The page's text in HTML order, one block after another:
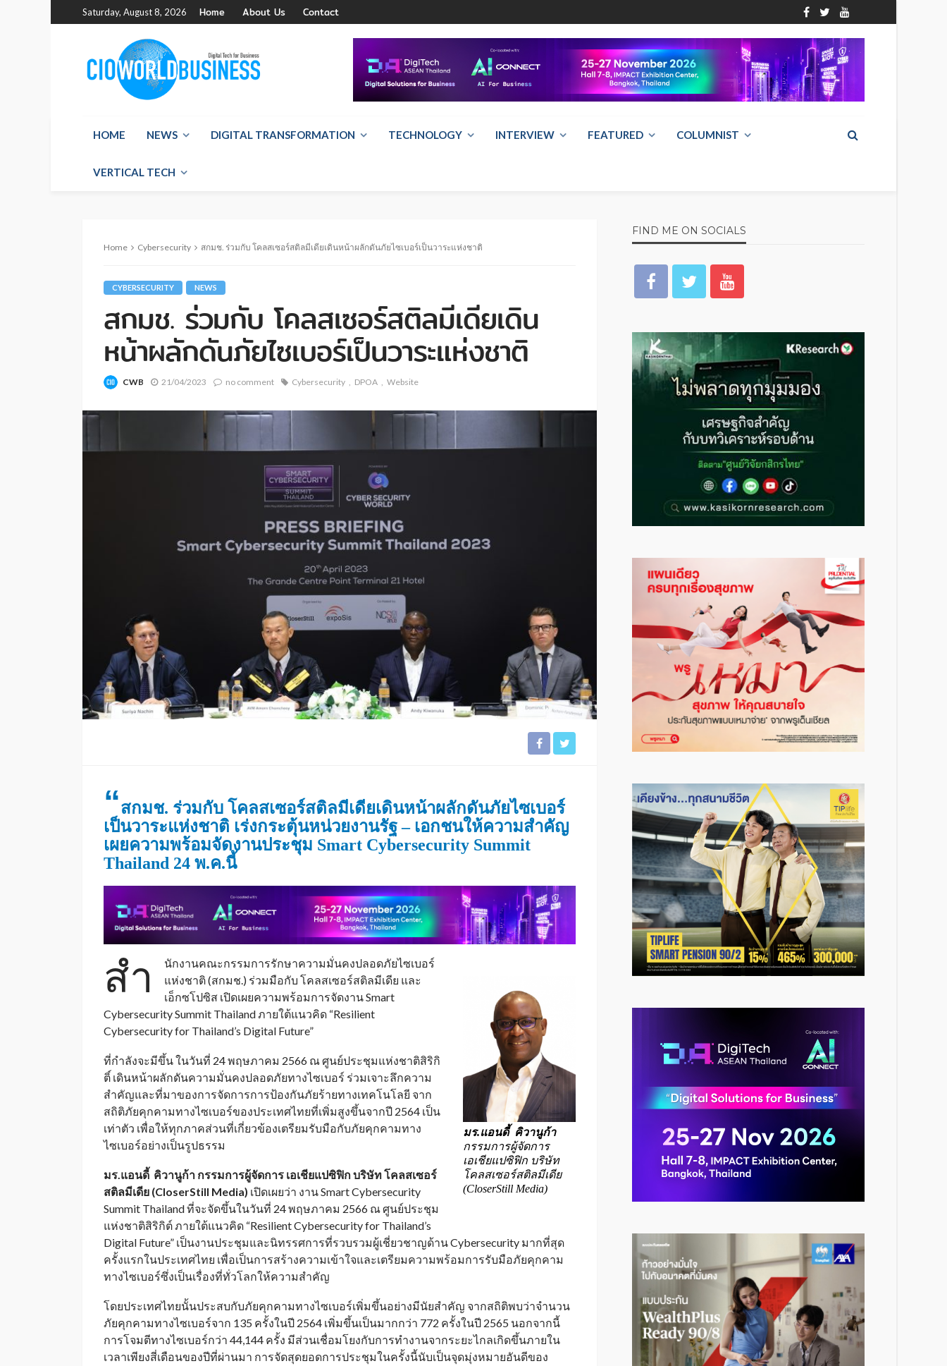
Saturday, August 8, 2026 Home About Us Contact
HOME NEWS DIGITAL TRANSFORMATION TECHNOLOGY INTERVIEW FEATURED COLUMNIST
VERTICAL TECH
Home Cybersecurity สกมช. ร่วมกับ โคลสเซอร์สติลมีเดียเดินหน้าผลักดันภัยไซเบอร์เป็นวาระแห่งชาติ
CYBERSECURITY NEWS
สกมช. ร่วมกับ โคลสเซอร์สติลมีเดียเดิน
หน้าผลักดันภัยไซเบอร์เป็นวาระแห่งชาติ
CWB 21/04/2023 no comment Cybersecurity DPOA Website
“สกมช. ร่วมกับ โคลสเซอร์สติลมีเดียเดินหน้าผลักดันภัยไซเบอร์
เป็นวาระแห่งชาติ เร่งกระตุ้นหน่วยงานรัฐ – เอกชนให้ความสำคัญ
เผยความพร้อมจัดงานประชุม Smart Cybersecurity Summit
Thailand 24 พ.ค.นี้
มร.แอนดี้ คิวานูก้า
กรรมการผู้จัดการ
เอเชียแปซิฟิก บริษัท
โคลสเซอร์สติลมีเดีย
(CloserStill Media)
สำ
นักงานคณะกรรมการรักษาความมั่นคงปลอดภัยไซเบอร์
แห่งชาติ (สกมช.) ร่วมมือกับ โคลสเซอร์สติลมีเดีย และ
เอ็กซโปซิส เปิดเผยความพร้อมการจัดงาน Smart
Cybersecurity Summit Thailand ภายใต้แนวคิด “Resilient
Cybersecurity for Thailand’s Digital Future”
ที่กำลังจะมีขึ้น ในวันที่ 24 พฤษภาคม 2566 ณ ศูนย์ประชุมแห่งชาติสิริกิ
ติ์ เดินหน้าผลักดันความมั่นคงปลอดภัยทางไซเบอร์ ร่วมเจาะลึกความ
สำคัญและที่มาของการจัดการการป้องกันภัยร้ายทางเทคโนโลยี จาก
สถิติภัยคุกคามทางไซเบอร์ของประเทศไทยที่เพิ่มสูงขึ้นจากปี 2564 เป็น
เท่าตัว เพื่อให้ทุกภาคส่วนที่เกี่ยวข้องเตรียมรับมือกับภัยคุกคามทาง
ไซเบอร์อย่างเป็นรูปธรรม
มร.แอนดี้ คิวานูก้า กรรมการผู้จัดการ เอเชียแปซิฟิก บริษัท โคลสเซอร์
สติลมีเดีย (CloserStill Media) เปิดเผยว่า งาน Smart Cybersecurity
Summit Thailand ที่จะจัดขึ้นในวันที่ 24 พฤษภาคม 2566 ณ ศูนย์ประชุม
แห่งชาติสิริกิต์ ภายใต้แนวคิด “Resilient Cybersecurity for Thailand’s
Digital Future” เป็นงานประชุมและนิทรรศการที่รวบรวมผู้เชี่ยวชาญด้าน Cybersecurity มากที่สุด
ครั้งแรกในประเทศไทย เพื่อเป็นการสร้างความเข้าใจและเตรียมความพร้อมการรับมือภัยคุกคาม
ทางไซเบอร์ซึ่งเป็นเรื่องที่ทั่วโลกให้ความสำคัญ
โดยประเทศไทยนั้นประสบกับภัยคุกคามทางไซเบอร์เพิ่มขึ้นอย่างมีนัยสำคัญ จากสถิติพบว่าจำนวน
ภัยคุกคามทางไซเบอร์จาก 135 ครั้งในปี 2564 เพิ่มขึ้นเป็นมากกว่า 772 ครั้งในปี 2565 นอกจากนี้
การโจมตีทางไซเบอร์กว่า 44,144 ครั้ง มีส่วนเชื่อมโยงกับการทำงานจากระยะไกลเกิดขึ้นภายใน
เวลาเพียงสี่เดือนของปีที่ผ่านมา การจัดสุดยอดการประชุมในครั้งนี้นับเป็นจุดมุ่งหมายอันดีของ
FIND ME ON SOCIALS